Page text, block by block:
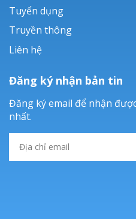
Tuyển dụng
Truyền thông
Liên hệ
Đăng ký nhận bản tin
Đăng ký email để nhận
nhất.